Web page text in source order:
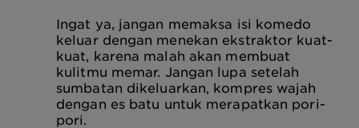
Ingat ya, jangan memaksa isi komedo
keluar dengan menekan ekstraktor kuat-
kuat, karena malah akan membuat
kulitmu memar. Jangan lupa setelah
sumbatan dikeluarkan, kompres wajah
dengan es batu untuk merapatkan pori-
pori.